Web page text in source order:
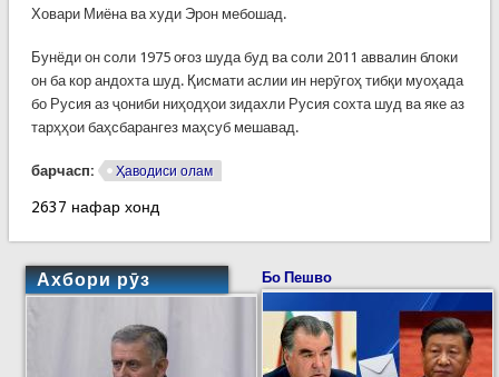
Ховари Миёна ва худи Эрон мебошад.
Бунёди он соли 1975 оғоз шуда буд ва соли 2011 аввалин блоки
он ба кор андохта шуд. Қисмати аслии ин нерӯгоҳ тибқи муоҳада
бо Русия аз ҷониби ниҳодҳои зидахли Русия сохта шуд ва яке аз
тарҳҳои баҳсбарангез маҳсуб мешавад.
барчасп: Ҳаводиси олам
2637 нафар хонд
Ахбори рӯз Бо Пешво